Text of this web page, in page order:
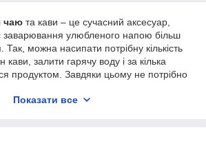
чаю та кави – це сучасний аксесуар,
заварювання улюбленого напою більш
можна насипати потрібну кількість
залити гарячу воду і за кілька
продуктом. Завдяки цьому не потрібно
Кухня буде більш чистою та
Показати все